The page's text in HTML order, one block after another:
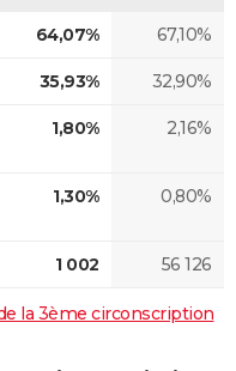
64,07% 67,10%
35,93% 32,90%
1,80% 2,16%
1,30% 0,80%
1 002 56 126
la 3ème circonscription